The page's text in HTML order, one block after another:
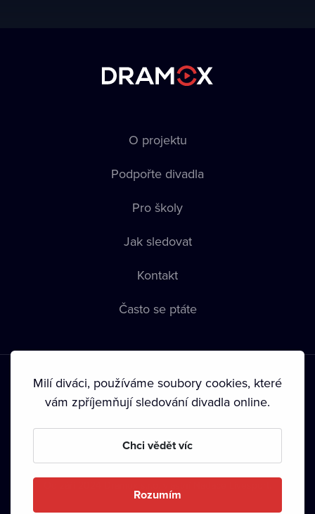
O projektu
Podpořte divadla
Pro školy
Jak sledovat
Kontakt
Často se ptáte
Podmínky používání • Ochrana soukromí • Zásady používání
• Autorská práva•
Milí diváci, používáme soubory cookies, které
vám zpříjemňují sledování divadla online.
Chci vědět víc
Rozumím